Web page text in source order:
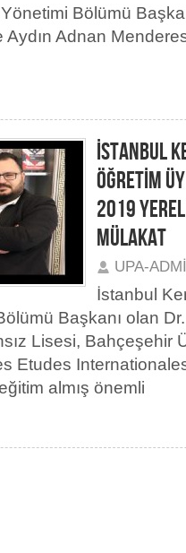
Bölümü
Aydın Adnan
İSTANBUL
ÖĞRETİM
2019
MÜLAKAT
UPA-
İstanbul
Başkanı olan
Lisesi, Bahçeşehir
Etudes
almış önemli